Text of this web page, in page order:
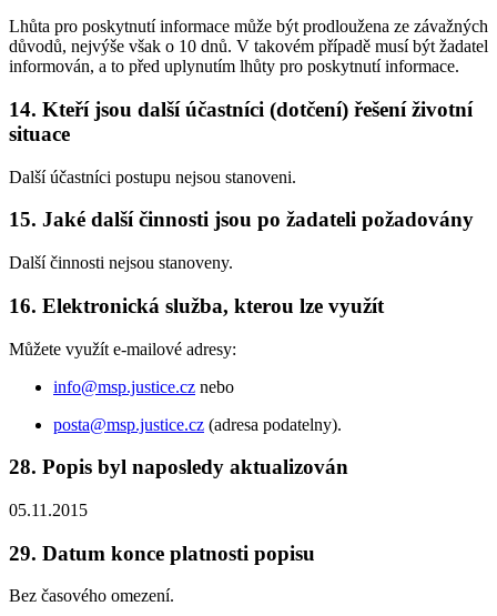
Lhůta pro poskytnutí informace může být prodloužena ze závažných
důvodů, nejvýše však o 10 dnů. V takovém případě musí být žadatel
informován, a to před uplynutím lhůty pro poskytnutí informace.
14. Kteří jsou další účastníci (dotčení) řešení životní
situace
Další účastníci postupu nejsou stanoveni.
15. Jaké další činnosti jsou po žadateli požadovány
Další činnosti nejsou stanoveny.
16. Elektronická služba, kterou lze využít
Můžete využít e-mailové adresy:
info@msp.justice.cz nebo
posta@msp.justice.cz (adresa podatelny).
28. Popis byl naposledy aktualizován
05.11.2015
29. Datum konce platnosti popisu
Bez časového omezení.